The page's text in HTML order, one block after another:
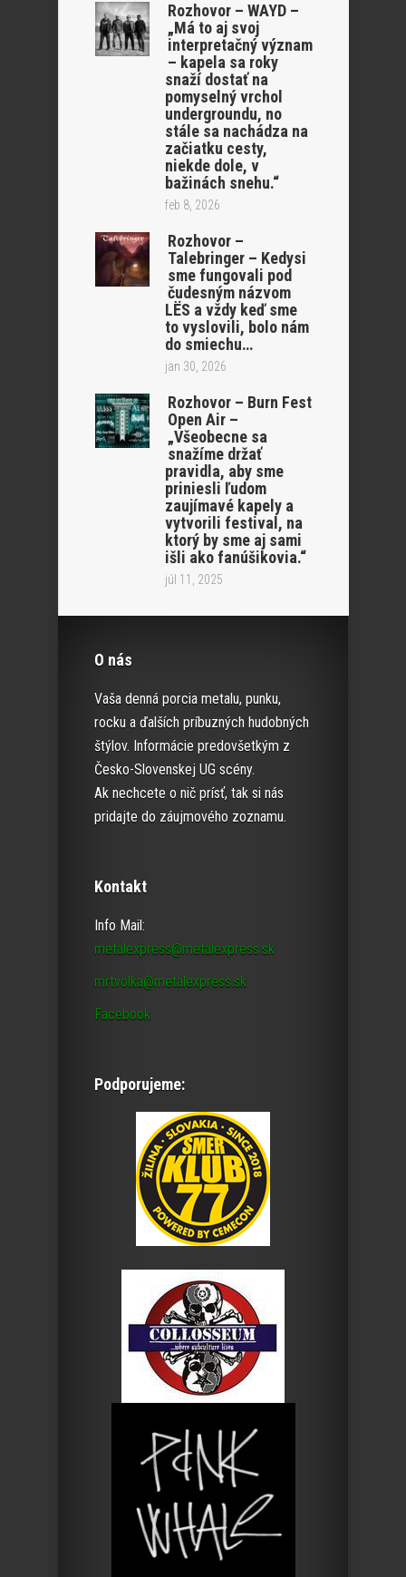
Rozhovor – WAYD –
„Má to aj svoj
interpretačný význam
– kapela sa roky
snaží dostať na
pomyselný vrchol
undergroundu, no
stále sa nachádza na
začiatku cesty,
niekde dole, v
bažinách snehu.“
feb 8, 2026
Rozhovor –
Talebringer – Kedysi
sme fungovali pod
čudesným názvom
LËS a vždy keď sme
to vyslovili, bolo nám
do smiechu…
jan 30, 2026
Rozhovor – Burn Fest
Open Air –
„Všeobecne sa
snažíme držať
pravidla, aby sme
priniesli ľudom
zaujímavé kapely a
vytvorili festival, na
ktorý by sme aj sami
išli ako fanúšikovia.“
júl 11, 2025
O nás
Vaša denná porcia metalu, punku,
rocku a ďalších príbuzných hudobných
štýlov. Informácie predovšetkým z
Česko-Slovenskej UG scény.
Ak nechcete o nič prísť, tak si nás
pridajte do záujmového zoznamu.
Kontakt
Info Mail:
metalexpress@metalexpress.sk
mrtvolka@metalexpress.sk
Facebook
Podporujeme: